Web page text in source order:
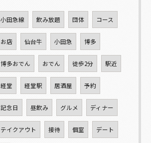
小田急線 飲み放題 団体 コース
お店 仙台牛 小田急 博多
博多おでん おでん 徒歩2分 駅近
経堂 経堂駅 居酒屋 予約
記念日 昼飲み グルメ ディナー
テイクアウト 接待 個室 デート